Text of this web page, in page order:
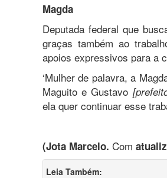
Magda
Deputada federal que
graças também ao
apoios expressivos para a
‘Mulher de palavra, a
Maguito e Gustavo
ela quer continuar esse
(Jota Marcelo. Com
Leia Também: